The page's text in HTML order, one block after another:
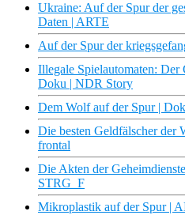
Ukraine: Auf der Spur der
Daten | ARTE
Auf der Spur der
Illegale Spielautomaten:
Doku | NDR Story
Dem Wolf auf der Spur |
Die besten Geldfälscher der
frontal
Die Akten der
STRG_F
Mikroplastik auf der Spur |